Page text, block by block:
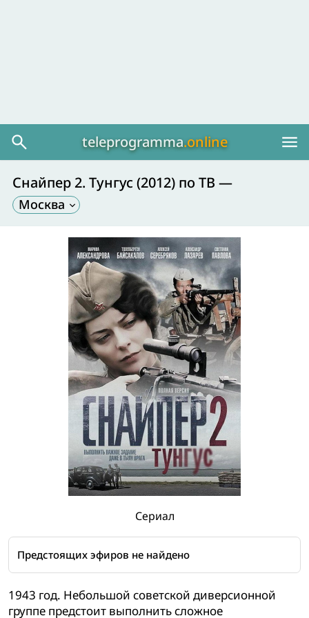
teleprogramma.online
Снайпер 2. Тунгус (2012) по ТВ —
Москва
Сериал
Предстоящих эфиров не найдено
1943 год. Небольшой советской диверсионной
группе предстоит выполнить сложное